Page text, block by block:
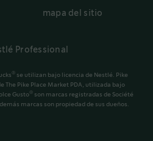
mapa del sitio
Professional
se utilizan bajo licencia de Nestlé. Pike
The Pike Place Market PDA, utilizada bajo
Gusto
son marcas registradas de Société
marcas son propiedad de sus dueños.